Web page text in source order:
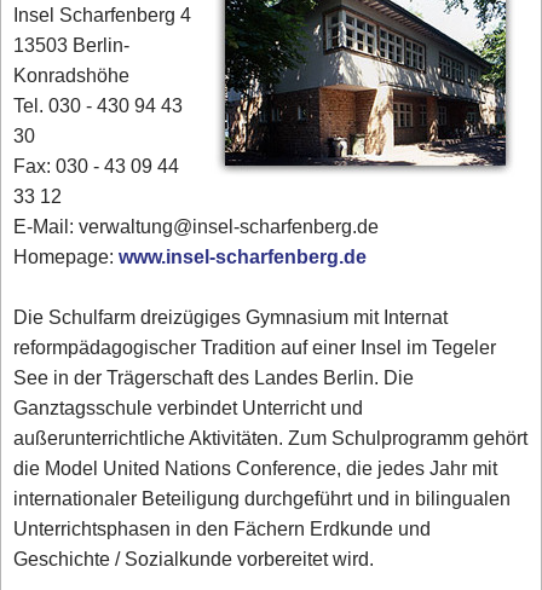
Insel Scharfenberg 4
13503 Berlin-
Konradshöhe
Tel. 030 - 430 94 43
30
Fax: 030 - 43 09 44
33 12
E-Mail: verwaltung@insel-scharfenberg.de
Homepage:www.insel-scharfenberg.de
Die Schulfarm dreizügiges Gymnasium mit Internat
reformpädagogischer Tradition auf einer Insel im Tegeler
See in der Trägerschaft des Landes Berlin. Die
Ganztagsschule verbindet Unterricht und
außerunterrichtliche Aktivitäten. Zum Schulprogramm gehört
die Model United Nations Conference, die jedes Jahr mit
internationaler Beteiligung durchgeführt und in bilingualen
Unterrichtsphasen in den Fächern Erdkunde und
Geschichte / Sozialkunde vorbereitet wird.